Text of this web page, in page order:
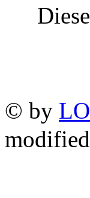
© by
mod